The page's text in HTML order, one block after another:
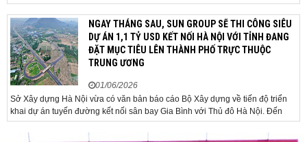
USD/ounce. Cuối ngày 2-6, giá vàng hôm nay trên thị
trường quốc tế được giao dịch ở mức 4.520
USD/ounce, tăng khoảng 35 USD/ounce so với buổi
sáng. Trong phiên, có thời điểm giá vàng...
NGAY THÁNG SAU, SUN GROUP SẼ THI CÔNG SIÊU
DỰ ÁN 1,1 TỶ USD KẾT NỐI HÀ NỘI VỚI TỈNH ĐANG
ĐẶT MỤC TIÊU LÊN THÀNH PHỐ TRỰC THUỘC
TRUNG ƯƠNG
01/06/2026
Sở Xây dựng Hà Nội vừa có văn bản báo cáo Bộ Xây dựng về tiến độ triển
khai dự án tuyến đường kết nối sân bay Gia Bình với Thủ đô Hà Nội. Đến
nay, công tác giải phóng mặt bằng và chuẩn bị đầu tư của dự án đã ghi nhận
nhiều kết...